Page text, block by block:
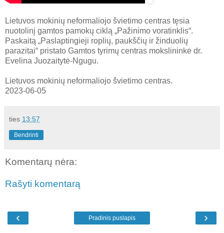
Lietuvos mokinių neformaliojo švietimo centras tęsia
nuotolinį gamtos pamokų ciklą „Pažinimo voratinklis“.
Paskaitą „Paslaptingieji roplių, paukščių ir žinduolių
parazitai“ pristato Gamtos tyrimų centras mokslininkė dr.
Evelina Juozaitytė-Ngugu.
Lietuvos mokinių neformaliojo švietimo centras.
2023-06-05
ties 13:57
Bendrinti
Komentarų nėra:
Rašyti komentarą
‹ ›
Pradinis puslapis